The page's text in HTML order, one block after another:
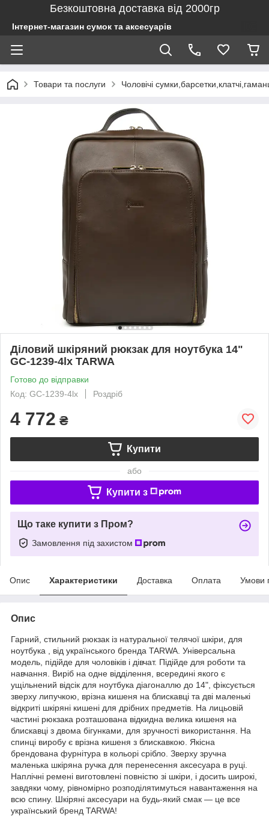
Безкоштовна доставка від 2000гр
Інтернет-магазин сумок та аксесуарів
Товари та послуги Чоловічі
Діловий шкіряний рюкзак для ноутбука 14"
GC-1239-4lx TARWA
Готово до відправки
Код: GC-1239-4lx
Роздріб
4 772 ₴
Купити
або
Купити з
Що таке купити з Пром?
Замовлення під захистом
Опис Характеристики Доставка Оплата Умови
Опис
Гарний, стильний рюкзак із натуральної телячої шкіри, для
ноутбука , від українського бренда TARWA. Універсальна
модель, підійде для чоловіків і дівчат. Підійде для роботи та
навчання. Виріб на одне відділення, всередині якого є
ущільнений відсік для ноутбука діагоналлю до 14", фіксується
зверху липучкою, врізна кишеня на блискавці та дві маленькі
відкриті шкіряні кишені для дрібних предметів. На лицьовій
частині рюкзака розташована відкидна велика кишеня на
блискавці з двома бігунками, для зручності використання. На
спинці виробу є врізна кишеня з блискавкою. Якісна
брендована фурнітура в кольорі срібло. Зверху зручна
маленька шкіряна ручка для перенесення аксесуара в руці.
Наплічні ремені виготовлені повністю зі шкіри, і досить широкі,
завдяки чому, рівномірно розподілятимуться навантаження на
всю спину. Шкіряні аксесуари на будь-який смак — це все
український бренд TARWA!